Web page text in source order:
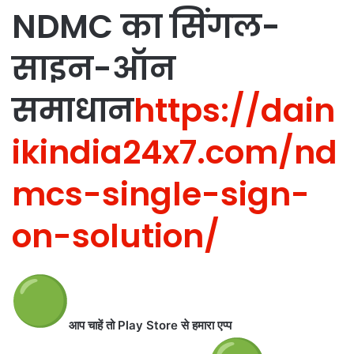
NDMC का सिंगल-
साइन-ऑन
समाधानhttps://dain
ikindia24x7.com/nd
mcs-single-sign-
on-solution/
आप चाहें तो Play Store से हमारा एप्प